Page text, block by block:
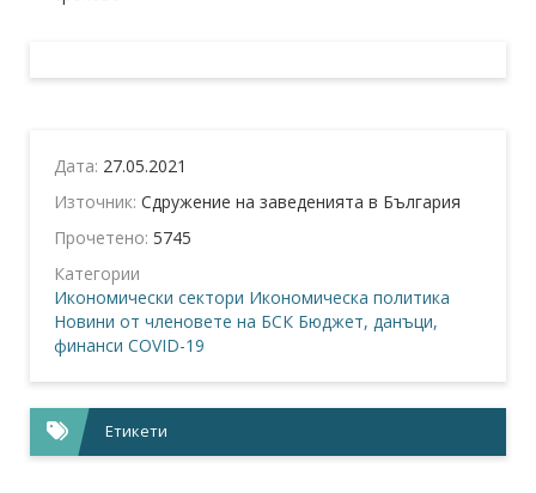
Дата: 27.05.2021
Източник: Сдружение на заведенията в България
Прочетено: 5745
Категории
Икономически сектори Икономическа политика
Новини от членовете на БСК Бюджет, данъци,
финанси COVID-19
Етикети